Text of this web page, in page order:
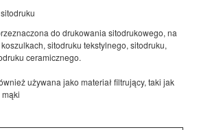
do drukowania sitodrukowego, na
sitodruku tekstylnego, sitodruku,
ceramicznego.
używana jako materiał filtrujący, taki jak